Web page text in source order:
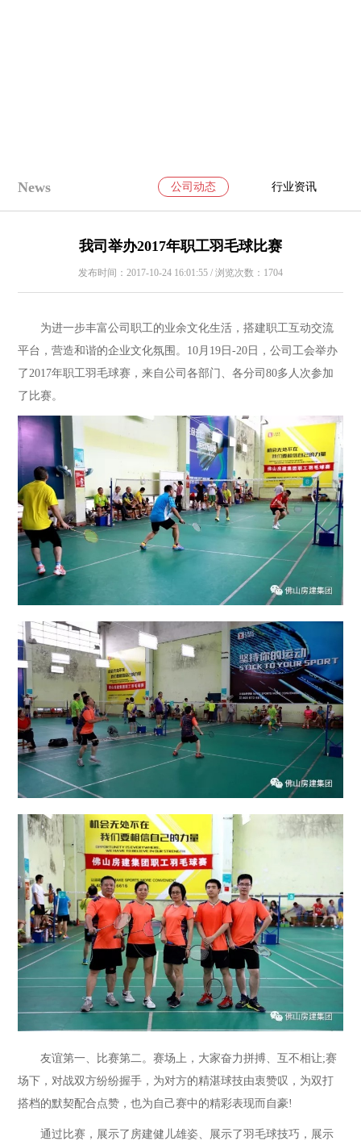
News 公司动态 行业资讯
我司举办2017年职工羽毛球比赛
发布时间：2017-10-24 16:01:55 / 浏览次数：1704
为进一步丰富公司职工的业余文化生活，搭建职工互动交流
平台，营造和谐的企业文化氛围。10月19日-20日，公司工会举办
了2017年职工羽毛球赛，来自公司各部门、各分司80多人次参加
了比赛。
友谊第一、比赛第二。赛场上，大家奋力拼搏、互不相让;赛
场下，对战双方纷纷握手，为对方的精湛球技由衷赞叹，为双打
搭档的默契配合点赞，也为自己赛中的精彩表现而自豪!
通过比赛，展示了房建健儿雄姿、展示了羽毛球技巧，展示